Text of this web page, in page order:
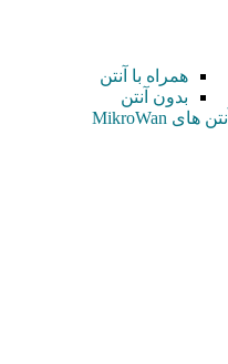
همراه با آنتن
بدون آنتن
آنتن های MikroWan